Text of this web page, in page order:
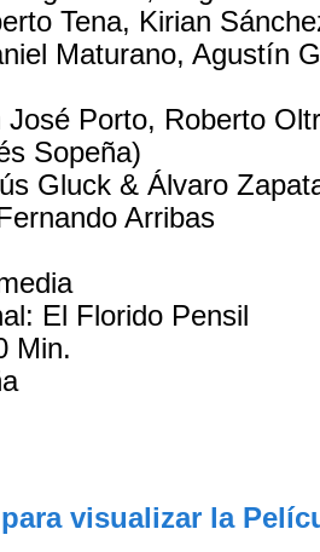
Tena, Kirian
Maturano, Agustín
José Porto, Roberto
Sopeña)
Gluck & Álvaro
Arribas
El Florido Pensil
Min.
visualizar la